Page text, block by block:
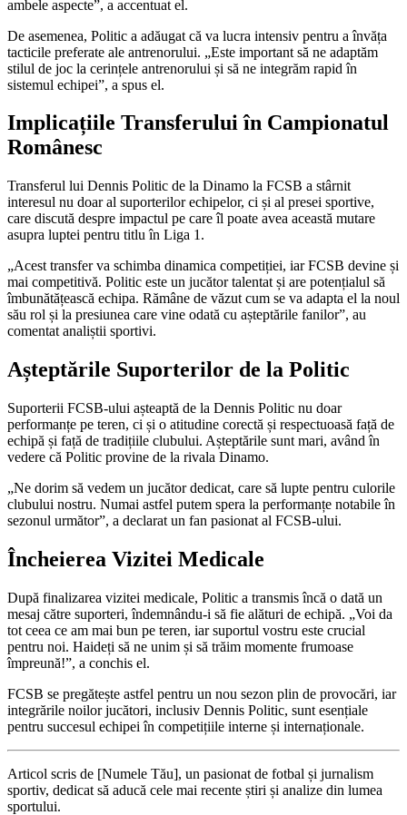
ambele aspecte”, a accentuat el.
De asemenea, Politic a adăugat că va lucra intensiv pentru a învăța
tacticile preferate ale antrenorului. „Este important să ne adaptăm
stilul de joc la cerințele antrenorului și să ne integrăm rapid în
sistemul echipei”, a spus el.
Implicațiile Transferului în Campionatul
Românesc
Transferul lui Dennis Politic de la Dinamo la FCSB a stârnit
interesul nu doar al suporterilor echipelor, ci și al presei sportive,
care discută despre impactul pe care îl poate avea această mutare
asupra luptei pentru titlu în Liga 1.
„Acest transfer va schimba dinamica competiției, iar FCSB devine și
mai competitivă. Politic este un jucător talentat și are potențialul să
îmbunătățească echipa. Rămâne de văzut cum se va adapta el la noul
său rol și la presiunea care vine odată cu așteptările fanilor”, au
comentat analiștii sportivi.
Așteptările Suporterilor de la Politic
Suporterii FCSB-ului așteaptă de la Dennis Politic nu doar
performanțe pe teren, ci și o atitudine corectă și respectuoasă față de
echipă și față de tradițiile clubului. Așteptările sunt mari, având în
vedere că Politic provine de la rivala Dinamo.
„Ne dorim să vedem un jucător dedicat, care să lupte pentru culorile
clubului nostru. Numai astfel putem spera la performanțe notabile în
sezonul următor”, a declarat un fan pasionat al FCSB-ului.
Încheierea Vizitei Medicale
După finalizarea vizitei medicale, Politic a transmis încă o dată un
mesaj către suporteri, îndemnându-i să fie alături de echipă. „Voi da
tot ceea ce am mai bun pe teren, iar suportul vostru este crucial
pentru noi. Haideți să ne unim și să trăim momente frumoase
împreună!”, a conchis el.
FCSB se pregătește astfel pentru un nou sezon plin de provocări, iar
integrările noilor jucători, inclusiv Dennis Politic, sunt esențiale
pentru succesul echipei în competițiile interne și internaționale.
Articol scris de [Numele Tău], un pasionat de fotbal și jurnalism
sportiv, dedicat să aducă cele mai recente știri și analize din lumea
sportului.